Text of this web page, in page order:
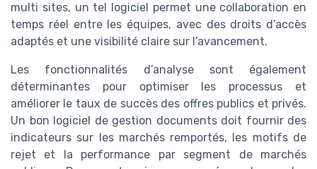
multi sites, un tel logiciel permet une collaboration en
temps réel entre les équipes, avec des droits d’accès
adaptés et une visibilité claire sur l’avancement.
Les fonctionnalités d’analyse sont également
déterminantes pour optimiser les processus et
améliorer le taux de succès des offres publics et privés.
Un bon logiciel de gestion documents doit fournir des
indicateurs sur les marchés remportés, les motifs de
rejet et la performance par segment de marchés